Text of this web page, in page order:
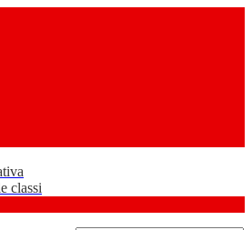
classi